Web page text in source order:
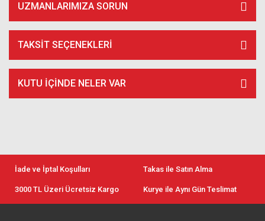
UZMANLARIMIZA SORUN
TAKSIT SEÇENEKLERI
KUTU İÇİNDE NELER VAR
İade ve İptal Koşulları Takas ile Satın Alma
3000 TL Üzeri Ücretsiz Kargo Kurye ile Aynı Gün Teslimat